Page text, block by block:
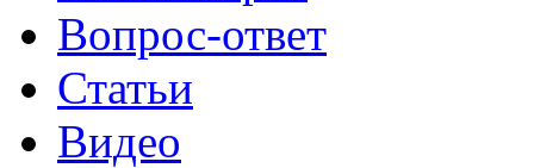
Вопрос-ответ
Статьи
Видео